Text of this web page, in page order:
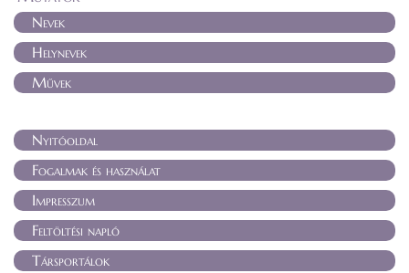
Nevek
Helynevek
Művek
Nyitóoldal
Fogalmak és használat
Impresszum
Feltöltési napló
Társportálok